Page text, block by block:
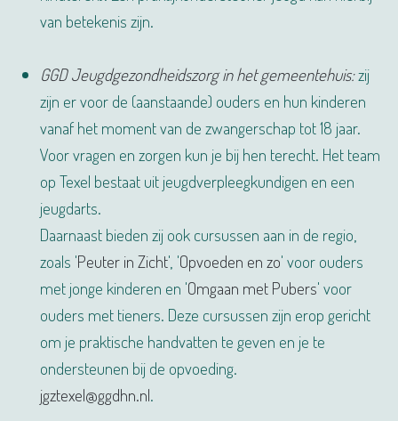
van betekenis zijn.
GGD Jeugdgezondheidszorg in het gemeentehuis:zij
zijn er voor de (aanstaande) ouders en hun kinderen
vanaf het moment van de zwangerschap tot 18 jaar.
Voor vragen en zorgen kun je bij hen terecht. Het team
op Texel bestaat uit jeugdverpleegkundigen en een
jeugdarts.
Daarnaast bieden zij ook cursussen aan in de regio,
zoals 'Peuter in Zicht', 'Opvoeden en zo' voor ouders
met jonge kinderen en 'Omgaan met Pubers' voor
ouders met tieners. Deze cursussen zijn erop gericht
om je praktische handvatten te geven en je te
ondersteunen bij de opvoeding.
jgztexel@ggdhn.nl.